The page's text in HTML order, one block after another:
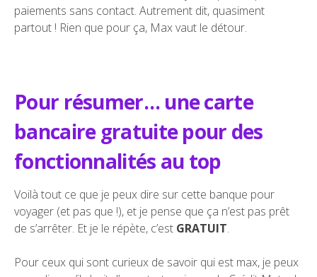
paiements sans contact. Autrement dit, quasiment
partout ! Rien que pour ça, Max vaut le détour.
Pour résumer… une carte
bancaire gratuite pour des
fonctionnalités au top
Voilà tout ce que je peux dire sur cette banque pour
voyager (et pas que !), et je pense que ça n’est pas prêt
de s’arrêter. Et je le répète, c’est GRATUIT.
Pour ceux qui sont curieux de savoir qui est max, je peux